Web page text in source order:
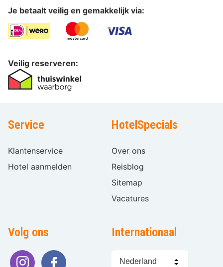
Je betaalt veilig en gemakkelijk via:
Veilig reserveren:
Service
Klantenservice
Hotel aanmelden
HotelSpecials
Over ons
Reisblog
Sitemap
Vacatures
Volg ons Internationaal